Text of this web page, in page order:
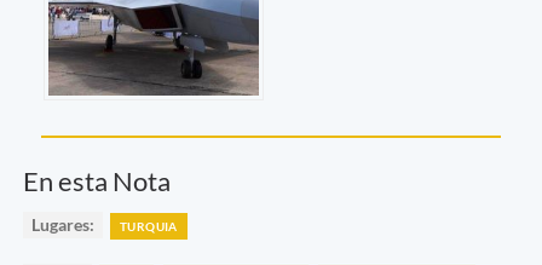
En esta Nota
Lugares: TURQUIA